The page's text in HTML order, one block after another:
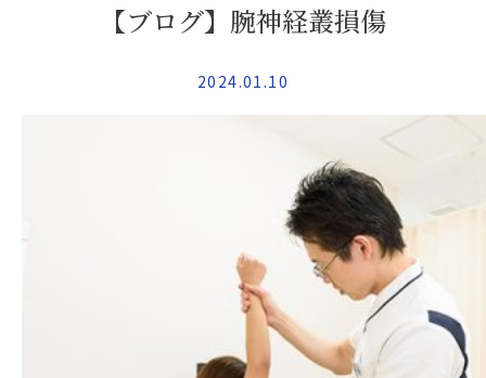
【ブログ】腕神経叢損傷
2024.01.10